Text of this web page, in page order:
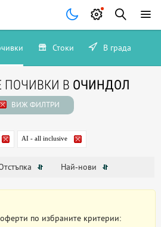
Стоки В града
ПОЧИВКИ В ОЧИНДОЛ
ВИЖ ФИЛТРИ
AI - all inclusive
Най-нови
по избраните критерии: